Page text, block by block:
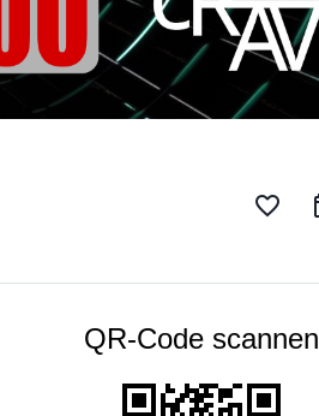
favorite_border
QR-Code scannen